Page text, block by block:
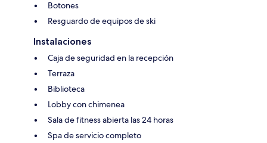
Botones
Resguardo de equipos de ski
Instalaciones
Caja de seguridad en la recepción
Terraza
Biblioteca
Lobby con chimenea
Sala de fitness abierta las 24 horas
Spa de servicio completo